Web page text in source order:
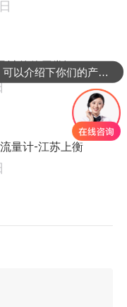
计的使用常识
量计-江苏上衡
可以介绍下你们的产品么